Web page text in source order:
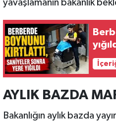
yavaşlamanın bakanlık
AYLIK BAZDA
Bakanlığın aylık bazda